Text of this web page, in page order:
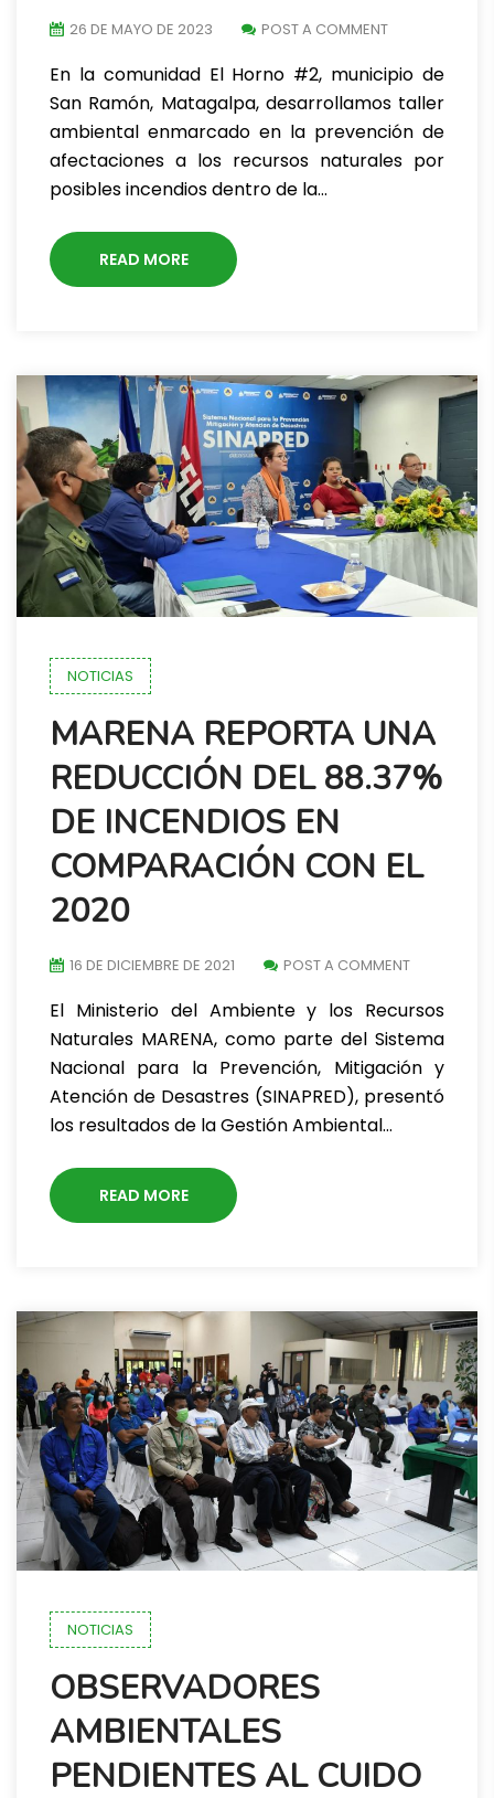
26 DE MAYO DE 2023 POST A COMMENT
En la comunidad El Horno #2, municipio de
San Ramón, Matagalpa, desarrollamos taller
ambiental enmarcado en la prevención de
afectaciones a los recursos naturales por
posibles incendios dentro de la…
READ MORE
NOTICIAS
MARENA REPORTA UNA
REDUCCIÓN DEL 88.37%
DE INCENDIOS EN
COMPARACIÓN CON EL
2020
16 DE DICIEMBRE DE 2021 POST A COMMENT
El Ministerio del Ambiente y los Recursos
Naturales MARENA, como parte del Sistema
Nacional para la Prevención, Mitigación y
Atención de Desastres (SINAPRED), presentó
los resultados de la Gestión Ambiental…
READ MORE
NOTICIAS
OBSERVADORES
AMBIENTALES
PENDIENTES AL CUIDO